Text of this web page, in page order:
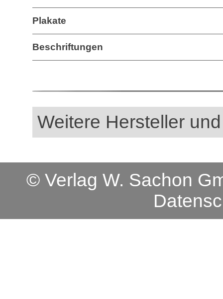
Plakate
Beschriftungen
Weitere Hersteller
© Verlag W. Sachon